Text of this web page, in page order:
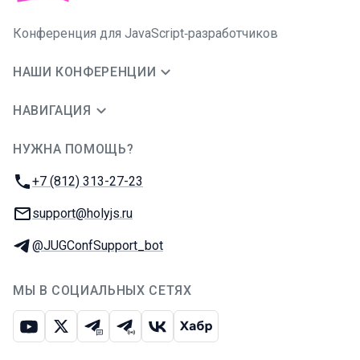
Конференция для JavaScript‑разработчиков
НАШИ КОНФЕРЕНЦИИ
НАВИГАЦИЯ
НУЖНА ПОМОЩЬ?
Телефон:
+7 (812) 313-27-23
E-mail:
support@holyjs.ru
Телеграм:
@JUGConfSupport_bot
МЫ В СОЦИАЛЬНЫХ СЕТЯХ
ЮтубИкс Телеграм-чат
Телеграм-канал
ВКонтакте
Хабр